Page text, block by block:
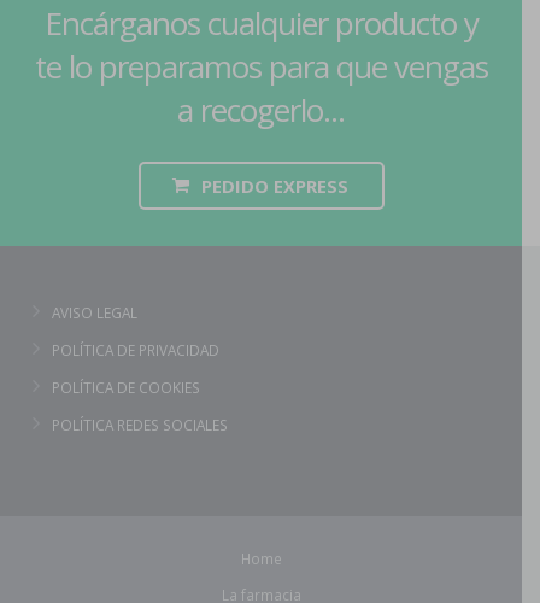
Encárganos cualquier producto y
te lo preparamos para que vengas
a recogerlo...
PEDIDO EXPRESS
AVISO LEGAL
POLÍTICA DE PRIVACIDAD
POLÍTICA DE COOKIES
POLÍTICA REDES SOCIALES
Home
La farmacia